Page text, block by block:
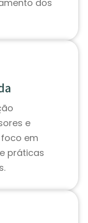
dos
e
em
práticas